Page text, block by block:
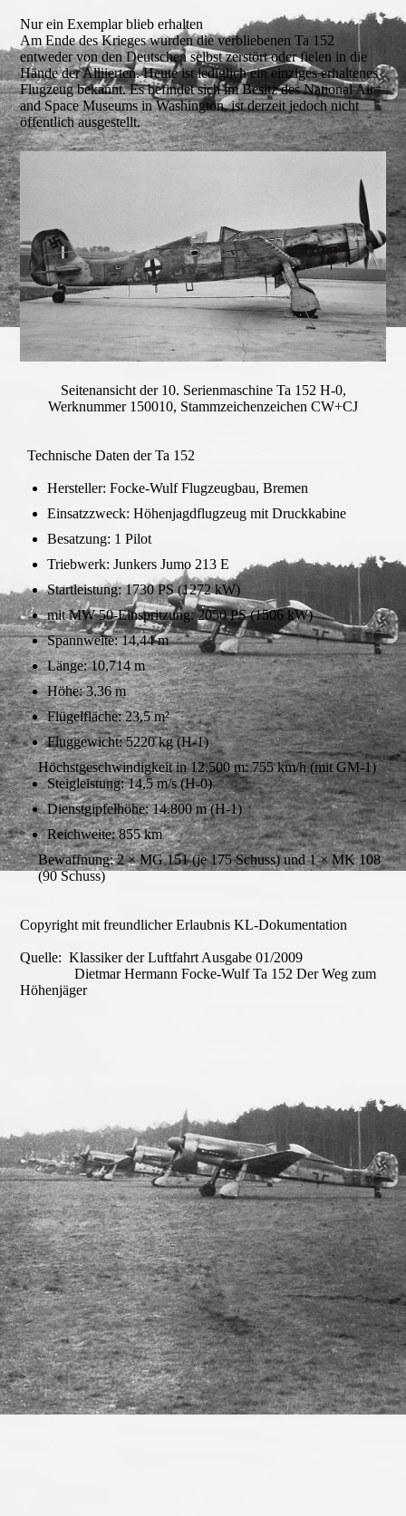
Nur ein Exemplar blieb erhalten
Am Ende des Krieges wurden die verbliebenen Ta 152
entweder von den Deutschen selbst zerstört oder fielen in die
Hände der Alliierten. Heute ist lediglich ein einziges erhaltenes
Flugzeug bekannt. Es befindet sich im Besitz des National Air
and Space Museums in Washington, ist derzeit jedoch nicht
öffentlich ausgestellt.
Seitenansicht der 10. Serienmaschine Ta 152 H-0,
Werknummer 150010, Stammzeichenzeichen CW+CJ
Technische Daten der Ta 152
Hersteller: Focke-Wulf Flugzeugbau, Bremen
Einsatzzweck: Höhenjagdflugzeug mit Druckkabine
Besatzung: 1 Pilot
Triebwerk: Junkers Jumo 213 E
Startleistung: 1730 PS (1272 kW)
mit MW 50-Einspritzung: 2050 PS (1506 kW)
Spannweite: 14,44 m
Länge: 10,714 m
Höhe: 3,36 m
Flügelfläche: 23,5 m²
Fluggewicht: 5220 kg (H-1)
Höchstgeschwindigkeit in 12.500 m: 755 km/h (mit GM-1)
Steigleistung: 14,5 m/s (H-0)
Dienstgipfelhöhe: 14.800 m (H-1)
Reichweite: 855 km
Bewaffnung: 2 × MG 151 (je 175 Schuss) und 1 × MK 108
(90 Schuss)
Copyright mit freundlicher Erlaubnis KL-Dokumentation
Quelle: Klassiker der Luftfahrt Ausgabe 01/2009
Dietmar Hermann Focke-Wulf Ta 152 Der Weg zum
Höhenjäger